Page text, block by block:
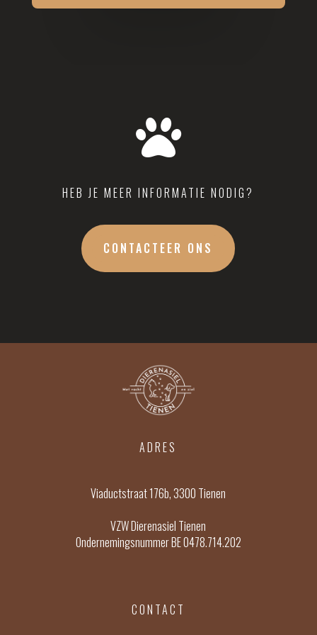

HEB JE MEER INFORMATIE NODIG?
CONTACTEER ONS
ADRES
Viaductstraat 176b, 3300 Tienen
VZW Dierenasiel Tienen
Ondernemingsnummer BE 0478.714.202
CONTACT